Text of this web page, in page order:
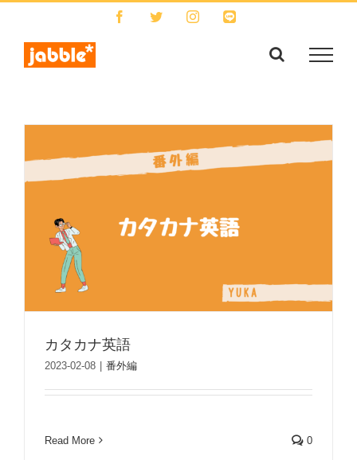
content
FacebookTwitterInstagram
LINE
カタカナ英語
2023-02-08 | 番外編
Read More 0